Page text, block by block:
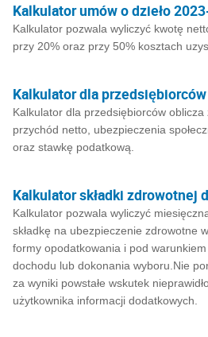
Kalkulator umów o dzieło
Kalkulator pozwala wyliczyć kwotę
przy 20% oraz przy 50% kosztach
Kalkulator dla
Kalkulator dla przedsiębiorców
przychód netto, ubezpieczenia
oraz stawkę podatkową.
Kalkulator składki zdrowotnej
Kalkulator pozwala wyliczyć
składkę na ubezpieczenie zdrowotne
formy opodatkowania i pod
dochodu lub dokonania wyboru.Nie
za wyniki powstałe wskutek
użytkownika informacji dodatkowych.